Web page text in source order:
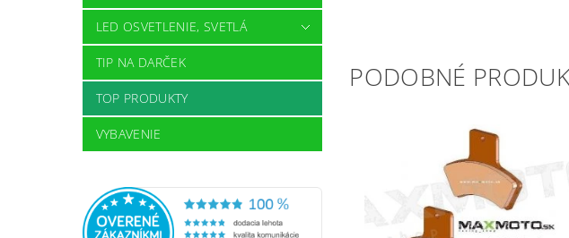
LED OSVETLENIE, SVETLÁ
TIP NA DARČEK
TOP PRODUKTY
VYBAVENIE
PODOBNÉ